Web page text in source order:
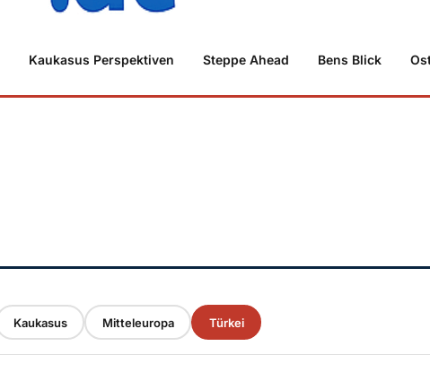
Kaukasus Perspektiven Steppe Ahead Bens Blick
Kaukasus Mitteleuropa Türkei